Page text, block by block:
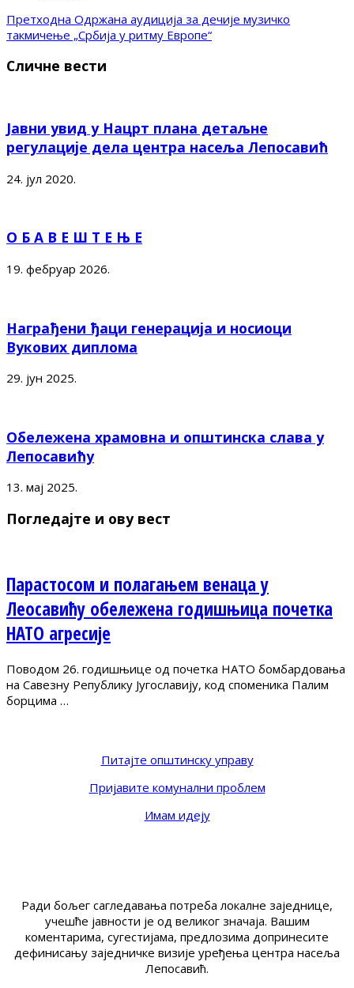
Претходна Одржана аудиција за дечије музичко
такмичење „Србија у ритму Европе“
Сличне вести
Јавни увид у Нацрт плана детаљне
регулације дела центра насеља Лепосавић
24. јул 2020.
О Б А В Е Ш Т Е Њ Е
19. фебруар 2026.
Награђени ђаци генерација и носиоци
Вукових диплома
29. јун 2025.
Обележена храмовна и општинска слава у
Лепосавићу
13. мај 2025.
Погледајте и ову вест
Парастосом и полагањем венаца у
Леосавићу обележена годишњица почетка
НАТО агресије
Поводом 26. годишњице од почетка НАТО бомбардовања
на Савезну Републику Југославију, код споменика Палим
борцима …
Питајте општинску управу
Пријавите комунални проблем
Имам идеју
Ради бољег сагледавања потреба локалне заједнице,
учешће јавности је од великог значаја. Вашим
коментарима, сугестијама, предлозима допринесите
дефинисању заједничке визије уређења центра насеља
Лепосавић.